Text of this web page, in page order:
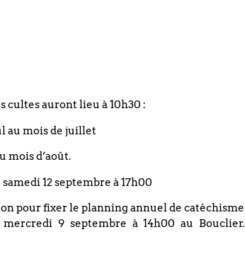
cultes auront lieu à 10h30 :
au mois de juillet
mois d’août.
12 septembre à 17h00
pour fixer le planning annuel de catéchisme
9 septembre à 14h00 au Bouclier.